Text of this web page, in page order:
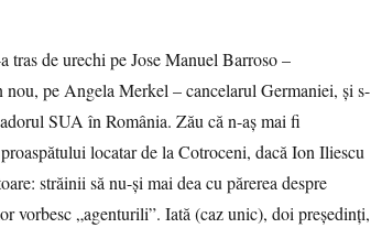
de urechi pe Jose Manuel Barroso –
pe Angela Merkel – cancelarul Germaniei, şi s-
SUA în România. Zău că n-aş mai fi
locatar de la Cotroceni, dacă Ion Iliescu
străinii să nu-şi mai dea cu părerea despre
vorbesc „agenturili”. Iată (caz unic), doi preşedinţi,